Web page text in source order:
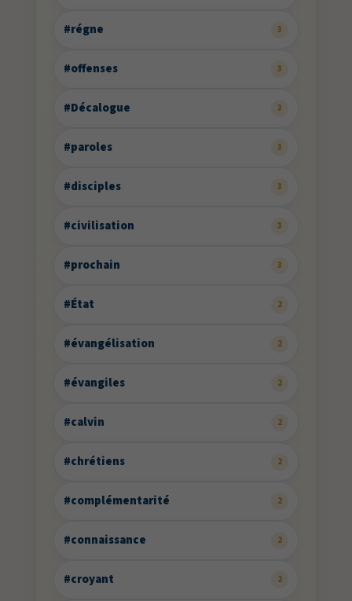
#régne 3
#offenses 3
#Décalogue 3
#paroles 3
#disciples 3
#civilisation 3
#prochain 3
#État 2
#évangélisation 2
#évangiles 2
#calvin 2
#chrétiens 2
#complémentarité 2
#connaissance 2
#croyant 2